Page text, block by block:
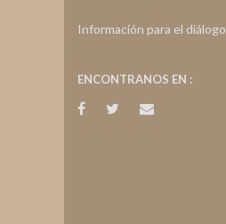
Información para el diálogo
ENCONTRANOS EN :